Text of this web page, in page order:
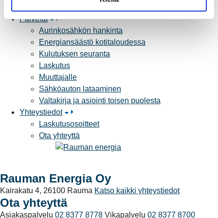
Palvelut
Aurinkosähkön hankinta
Energiansäästö kotitaloudessa
Kulutuksen seuranta
Laskutus
Muuttajalle
Sähköauton lataaminen
Valtakirja ja asiointi toisen puolesta
Yhteystiedot
Laskutusosoitteet
Ota yhteyttä
Rauman Energia Oy
Kairakatu 4, 26100 Rauma Katso kaikki yhteystiedot
Ota yhteyttä
Asiakaspalvelu 02 8377 8778 Vikapalvelu 02 8377 8700